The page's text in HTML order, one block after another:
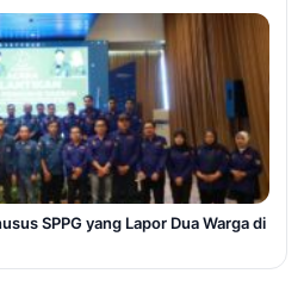
SPPG yang Lapor Dua Warga di